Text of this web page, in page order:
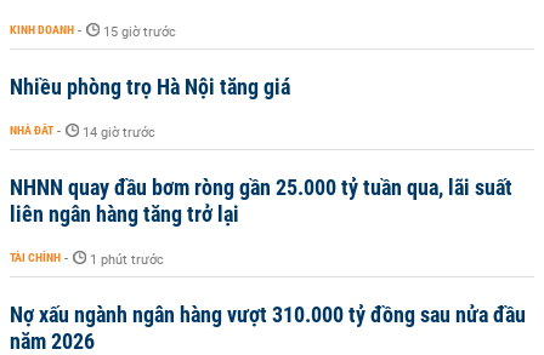
KINH DOANH - 15 giờ trước
Nhiều phòng trọ Hà Nội tăng giá
NHÀ ĐẤT - 14 giờ trước
NHNN quay đầu bơm ròng gần 25.000 tỷ tuần qua, lãi suất
liên ngân hàng tăng trở lại
TÀI CHÍNH - 1 phút trước
Nợ xấu ngành ngân hàng vượt 310.000 tỷ đồng sau nửa đầu
năm 2026